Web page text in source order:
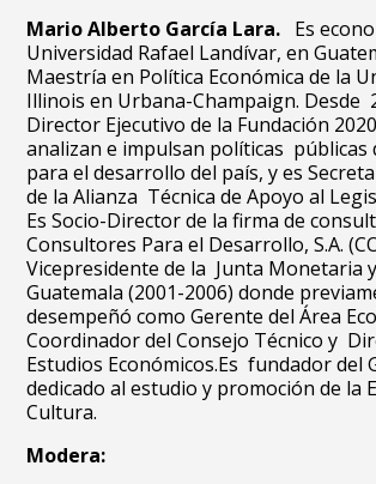
Mario Alberto García Lara. Es
Universidad Rafael Landívar, en
Maestría en Política Económica de la
Illinois en Urbana-Champaign. Desde
Director Ejecutivo de la Fundación
analizan e impulsan políticas públicas
para el desarrollo del país, y es
de la Alianza Técnica de Apoyo al
Es Socio-Director de la firma de
Consultores Para el Desarrollo, S.A.
Vicepresidente de la Junta Monetaria
Guatemala (2001-2006) donde
desempeñó como Gerente del Área
Coordinador del Consejo Técnico y
Estudios Económicos.Es fundador del
dedicado al estudio y promoción de la
Cultura.
Modera: